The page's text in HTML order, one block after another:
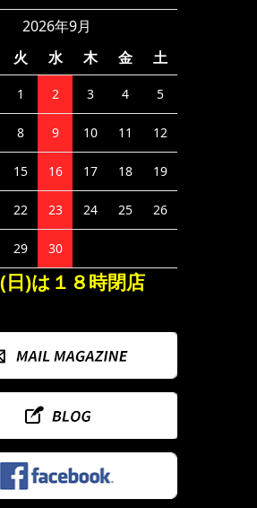
2026年9月
火 水 木 金 土
1 2 3 4 5
8 9 10 11 12
15 16 17 18 19
22 23 24 25 26
29 30
日)は１８時閉店